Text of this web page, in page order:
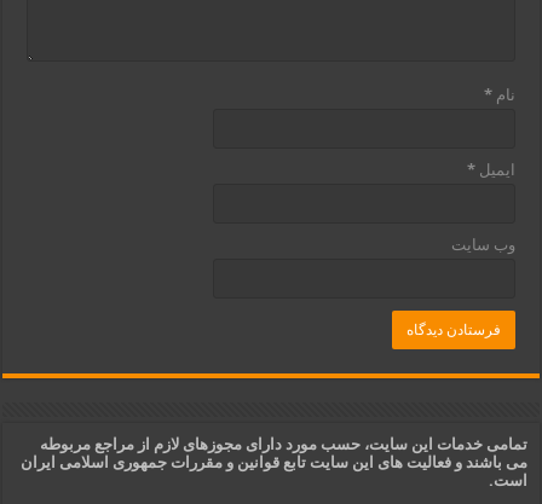
نام*
ایمیل*
وب‌ سایت
تمامی خدمات این سایت، حسب مورد دارای مجوزهای لازم از مراجع مربوطه
می باشند و فعالیت های این سایت تابع قوانین و مقررات جمهوری اسلامی ایران
است.